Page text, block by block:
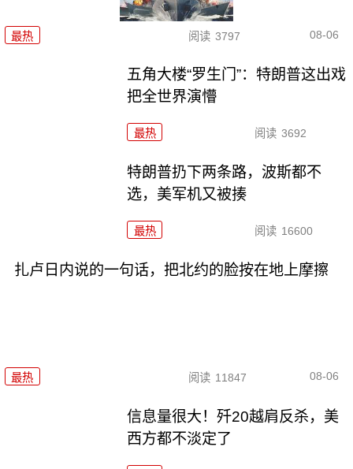
最热 阅读 3797 08-06
五角大楼“罗生门”：特朗普这出戏
把全世界演懵
最热 阅读 3692
特朗普扔下两条路，波斯都不
选，美军机又被揍
最热 阅读 16600
扎卢日内说的一句话，把北约的脸按在地上摩擦
最热 阅读 11847 08-06
信息量很大！歼20越肩反杀，美
西方都不淡定了